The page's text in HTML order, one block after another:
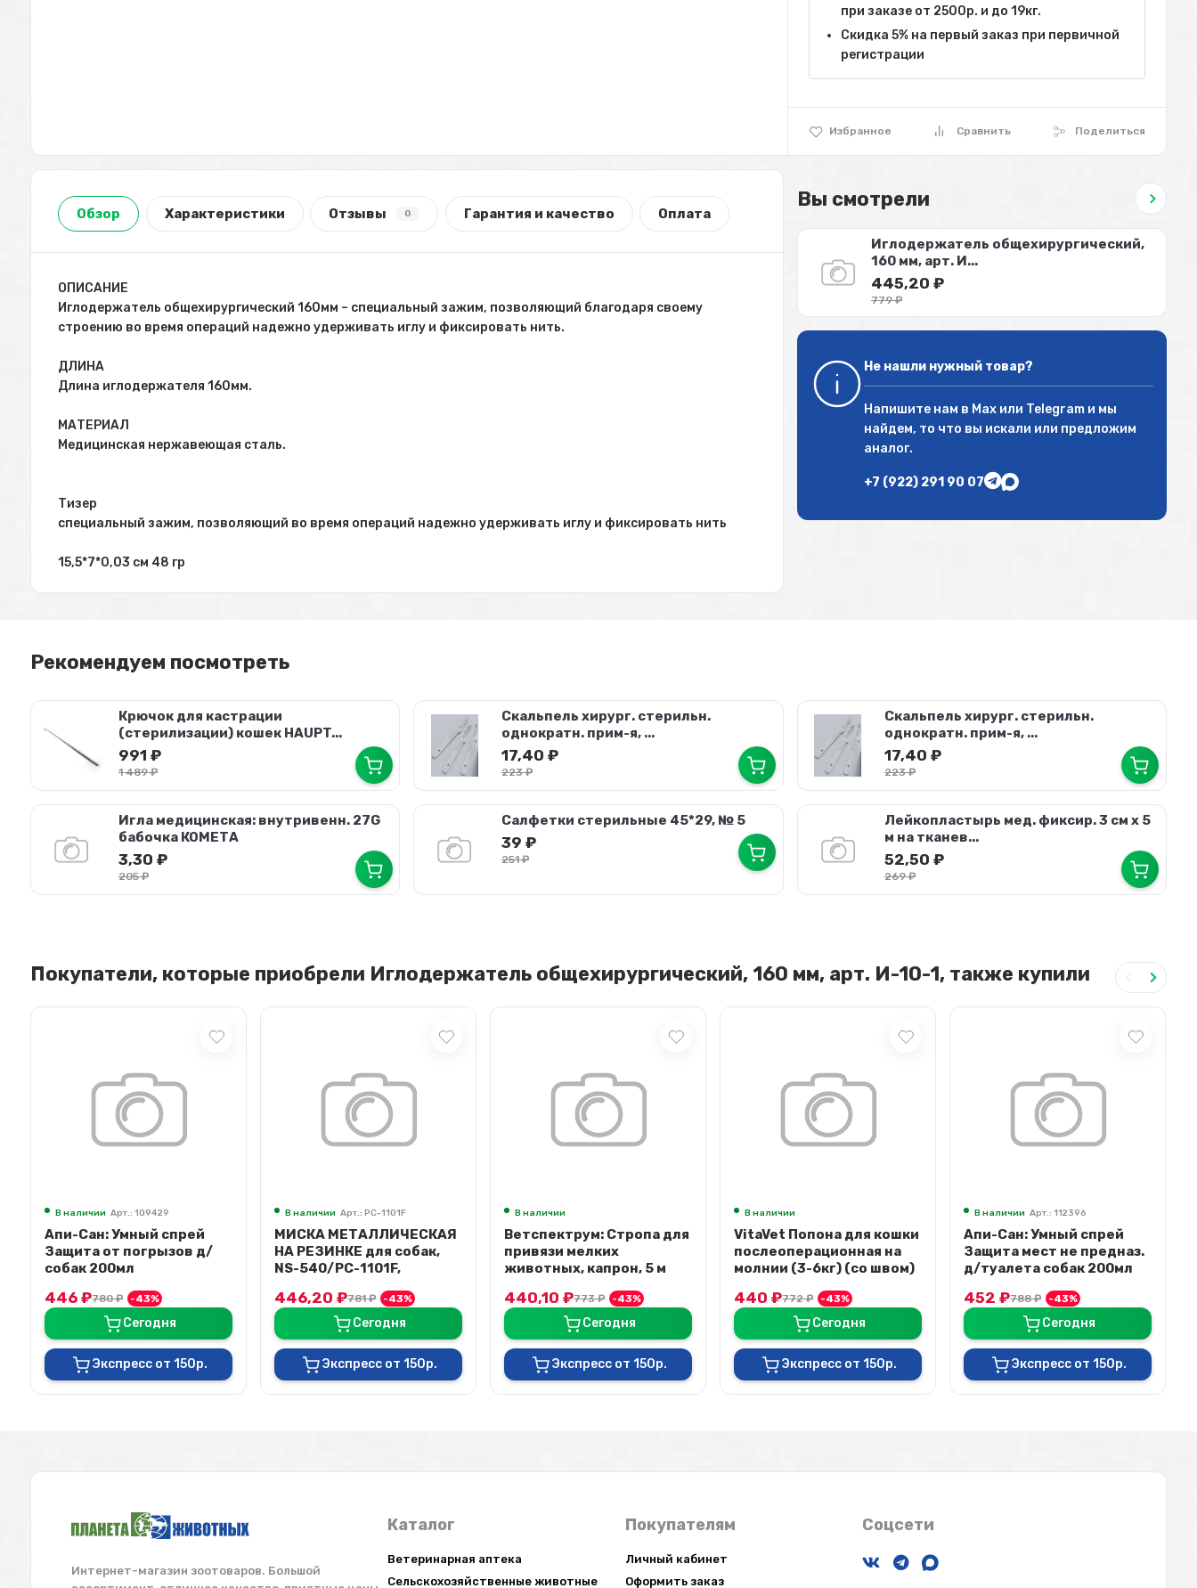
Избранное Сравнить Поделиться
при заказе от 2500р. и до 19кг.
Скидка 5% на первый заказ при первичной
регистрации
Обзор Характеристики Отзывы 0 Гарантия и качество Оплата
ОПИСАНИЕ
Иглодержатель общехирургический 160мм – специальный зажим, позволяющий благодаря своему
строению во время операций надежно удерживать иглу и фиксировать нить.
ДЛИНА
Длина иглодержателя 160мм.
МАТЕРИАЛ
Медицинская нержавеющая сталь.
Тизер
специальный зажим, позволяющий во время операций надежно удерживать иглу и фиксировать нить
15,5*7*0,03 см 48 гр
Вы смотрели
Иглодержатель общехирургический,
160 мм, арт. И...
445,20₽
779₽
Не нашли нужный товар?
Напишите нам в Maxили Telegramи мы
найдем, то что вы искали или предложим
аналог.
+7 (922) 291 90 07
Рекомендуем посмотреть
Крючок для кастрации
(стерилизации) кошек HAUPT...
991 ₽
1 489₽
Скальпель хирург. стерильн.
однократн. прим-я, ...
17,40 ₽
223₽
Скальпель хирург. стерильн.
однократн. прим-я, ...
17,40 ₽
223₽
Игла медицинская: внутривенн. 27G
бабочка КОМЕТА
3,30 ₽
205₽
Салфетки стерильные 45*29, № 5
39 ₽
251₽
Лейкопластырь мед. фиксир. 3 см х 5
м на тканев...
52,50 ₽
269₽
Покупатели, которые приобрели Иглодержатель общехирургический, 160 мм, арт. И-10-1, также купили
В наличии Арт.: 109429
Апи-Сан: Умный спрей
Защита от погрызов д/
собак 200мл
446₽780₽ -43%
Сегодня
Экспресс от 150р.
В наличии Арт.: PC-1101F
МИСКА МЕТАЛЛИЧЕСКАЯ
НА РЕЗИНКЕ для собак,
NS-540/PC-1101F,
446,20₽781₽ -43%
Сегодня
Экспресс от 150р.
В наличии
Ветспектрум: Стропа для
привязи мелких
животных, капрон, 5 м
440,10₽773₽ -43%
Сегодня
Экспресс от 150р.
В наличии
VitaVet Попона для кошки
послеоперационная на
молнии (3-6кг) (со швом)
440₽772₽ -43%
Сегодня
Экспресс от 150р.
В наличии Арт.: 112396
Апи-Сан: Умный спрей
Защита мест не предназ.
д/туалета собак 200мл
452₽788₽ -43%
Сегодня
Экспресс от 150р.
Интернет-магазин зоотоваров. Большой
Каталог
Ветеринарная аптека
Сельскохозяйственные животные
Покупателям
Личный кабинет
Оформить заказ
Соцсети